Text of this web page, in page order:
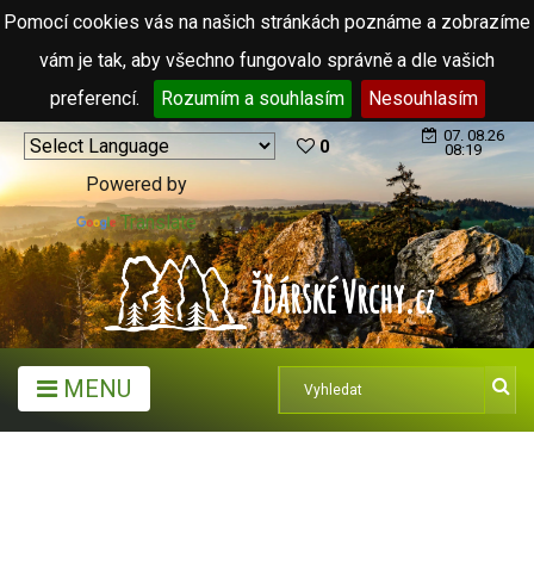
Pomocí cookies vás na našich stránkách poznáme a zobrazíme
vám je tak, aby všechno fungovalo správně a dle vašich
preferencí.
Rozumím a souhlasím Nesouhlasím
Powered by
Translate
0
07. 08.26
08:19
MENU